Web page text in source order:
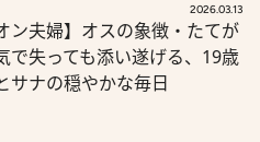
2026.03.13
ン夫婦】オスの象徴・たてが
で失っても添い遂げる、19歳
サナの穏やかな毎日